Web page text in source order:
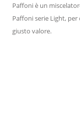
Paffoni è un
Paffoni serie Light,
giusto valore.